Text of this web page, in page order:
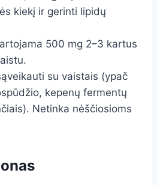
kiekį ir gerinti lipidų
500 mg 2–3 kartus
su vaistais (ypač
kepenų fermentų
Netinka nėščiosioms